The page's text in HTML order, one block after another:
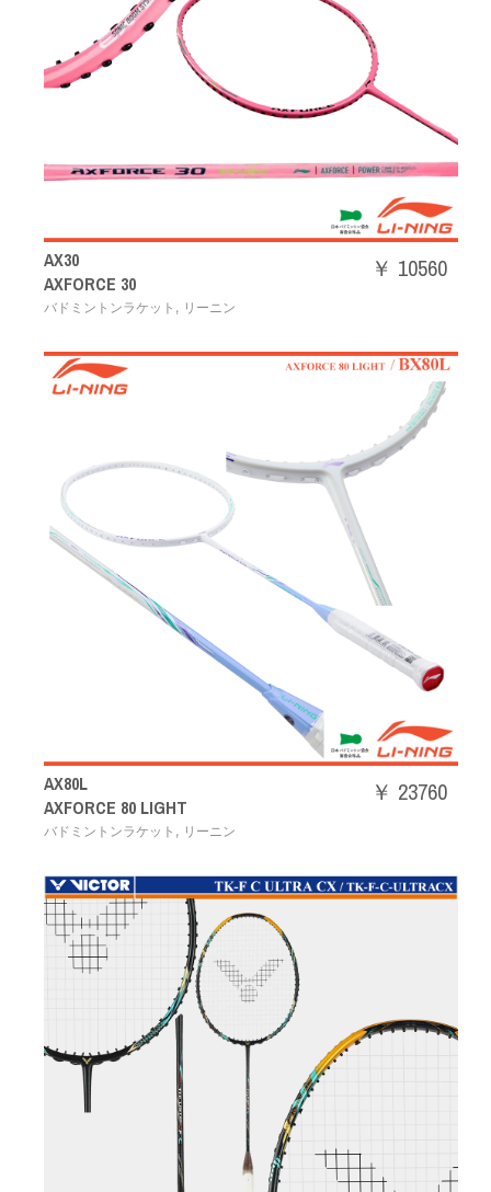
AX30
AXFORCE 30
バドミントンラケット , リーニン
￥ 10560
AX80L
AXFORCE 80 LIGHT
バドミントンラケット , リーニン
￥ 23760